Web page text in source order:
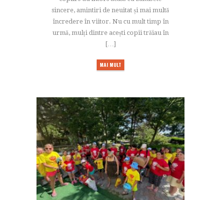
sincere, amintiri de neuitat și mai multă
încredere în viitor. Nu cu mult timp în
urmă, mulți dintre acești copii trăiau în
[…]
MAI MULT